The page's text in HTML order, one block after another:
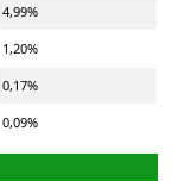
4,99%
1,20%
0,17%
0,09%